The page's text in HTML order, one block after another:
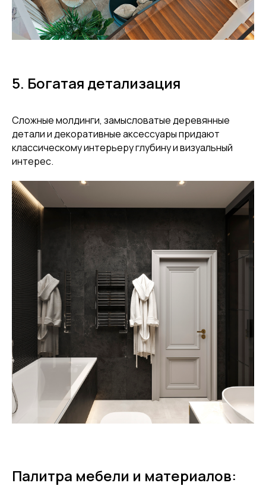
5. Богатая детализация
Сложные молдинги, замысловатые деревянные
детали и декоративные аксессуары придают
классическому интерьеру глубину и визуальный
интерес.
Палитра мебели и материалов: